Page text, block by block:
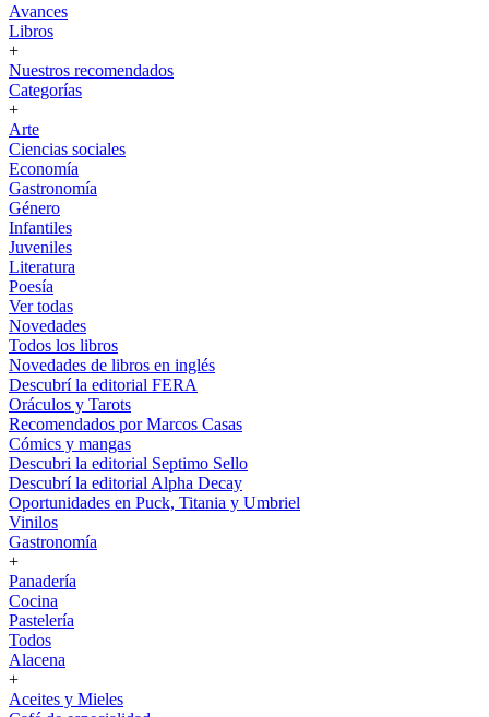
Avances
Libros
+
Nuestros recomendados
Categorías
+
Arte
Ciencias sociales
Economía
Gastronomía
Género
Infantiles
Juveniles
Literatura
Poesía
Ver todas
Novedades
Todos los libros
Novedades de libros en inglés
Descubrí la editorial FERA
Oráculos y Tarots
Recomendados por Marcos Casas
Cómics y mangas
Descubri la editorial Septimo Sello
Descubrí la editorial Alpha Decay
Oportunidades en Puck, Titania y Umbriel
Vinilos
Gastronomía
+
Panadería
Cocina
Pastelería
Todos
Alacena
+
Aceites y Mieles